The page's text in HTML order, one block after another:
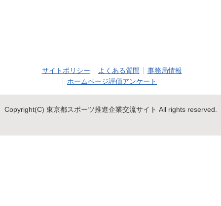
サイトポリシー よくある質問
事務局情報
ホームページ評価アンケート
Copyright(C) 東京都スポーツ推進企業交流サイト All rights reserved.